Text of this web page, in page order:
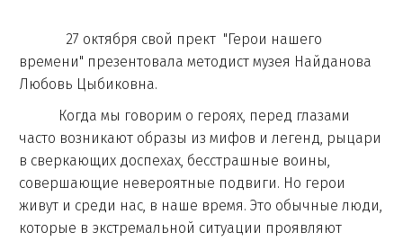
27 октября свой прект "Герои нашего
времени" презентовала методист музея Найданова
Любовь Цыбиковна.
Когда мы говорим о героях, перед глазами
часто возникают образы из мифов и легенд, рыцари
в сверкающих доспехах, бесстрашные воины,
совершающие невероятные подвиги. Но герои
живут и среди нас, в наше время. Это обычные люди,
которые в экстремальной ситуации проявляют